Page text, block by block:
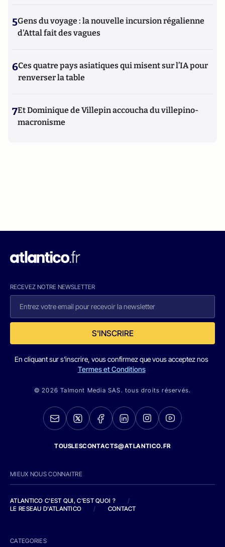
5Gens du voyage : la nouvelle incursion régalienne
d'Attal fait des vagues
6Ces quatre pays asiatiques qui misent sur l’IA pour
renverser la table
7Et Dominique de Villepin accoucha du villepino-
macronisme
RECEVEZ NOTRE NEWSLETTER
S'INSCRIRE
En cliquant sur s'inscrire, vous confirmez que vous acceptez nos
Termes et Conditions
© 2026 Talmont Media SAS. tous droits réservés.
TOUSLESCONTACTS@ATLANTICO.FR
MIEUX NOUS CONNAITRE
ATLANTICO C'EST QUI, C'EST QUOI ?
/
LE RESEAU D'ATLANTICO
/ CONTACT
CATEGORIES